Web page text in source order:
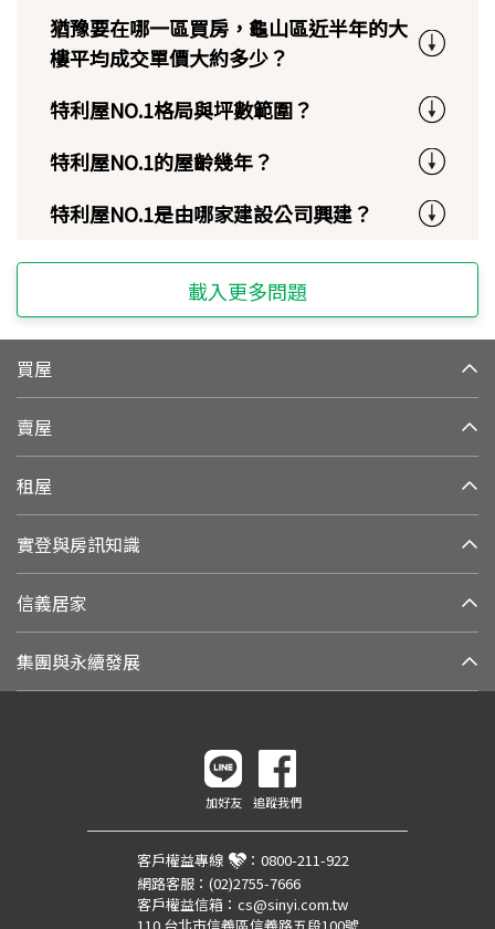
猶豫要在哪一區買房，龜山區近半年的大
樓平均成交單價大約多少？
特利屋NO.1格局與坪數範圍？
特利屋NO.1的屋齡幾年？
特利屋NO.1是由哪家建設公司興建？
載入更多問題
買屋
賣屋
租屋
實登與房訊知識
信義居家
集團與永續發展
加好友 追蹤我們
客戶權益專線 ： 0800-211-922
網路客服： (02)2755-7666
客戶權益信箱： cs@sinyi.com.tw